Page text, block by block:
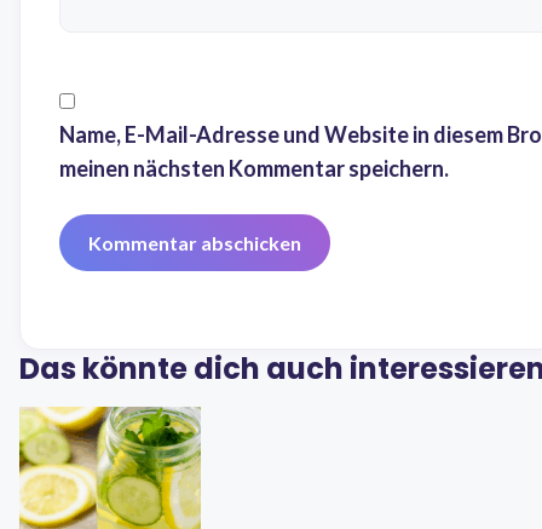
Name, E-Mail-Adresse und Website in diesem
meinen nächsten Kommentar speichern.
Das könnte dich auch